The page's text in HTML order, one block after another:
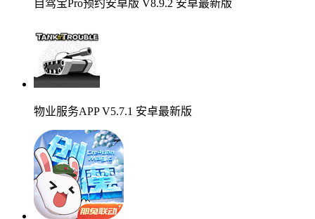
自驾宝Pro预约安卓版 V8.9.2 安卓最新版
物业服务APP V5.7.1 安卓最新版